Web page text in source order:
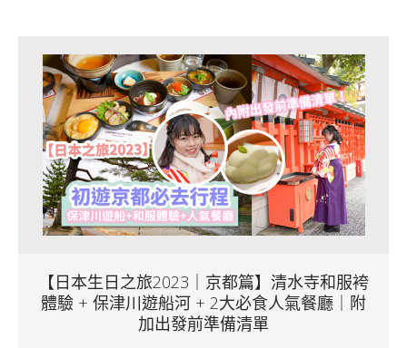
【日本生日之旅2023｜京都篇】清水寺和服袴
體驗 + 保津川遊船河 + 2大必食人氣餐廳｜附
加出發前準備清單